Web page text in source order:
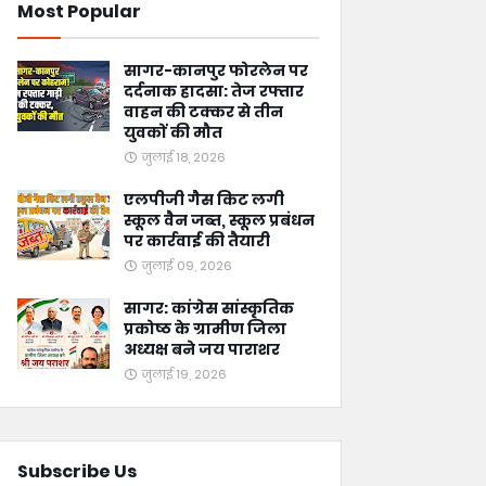
Most Popular
सागर-कानपुर फोरलेन पर
दर्दनाक हादसा: तेज रफ्तार
वाहन की टक्कर से तीन
युवकों की मौत
जुलाई 18, 2026
एलपीजी गैस किट लगी
स्कूल वैन जब्त, स्कूल प्रबंधन
पर कार्रवाई की तैयारी
जुलाई 09, 2026
सागर: कांग्रेस सांस्कृतिक
प्रकोष्ठ के ग्रामीण जिला
अध्यक्ष बने जय पाराशर
जुलाई 19, 2026
Subscribe Us